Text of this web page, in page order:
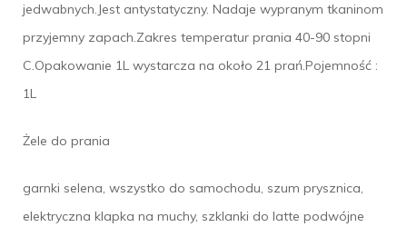
jedwabnych.Jest antystatyczny. Nadaje wypranym tkaninom
przyjemny zapach.Zakres temperatur prania 40-90 stopni
C.Opakowanie 1L wystarcza na około 21 prań.Pojemność :
1L
Żele do prania
garnki selena, wszystko do samochodu, szum prysznica,
elektryczna klapka na muchy, szklanki do latte podwójne